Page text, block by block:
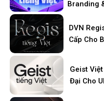
Branding
DVN
Cấp Cho
Geist
Đại Cho